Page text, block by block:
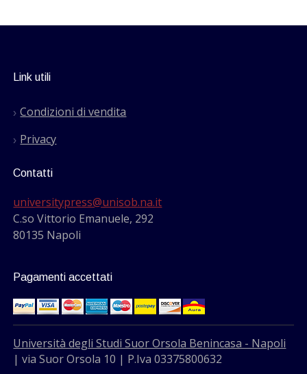
Link utili
Condizioni di vendita
Privacy
Contatti
universitypress@unisob.na.it
C.so Vittorio Emanuele, 292
80135 Napoli
Pagamenti accettati
Università degli Studi Suor Orsola Benincasa - Napoli
| via Suor Orsola 10 | P.Iva 03375800632